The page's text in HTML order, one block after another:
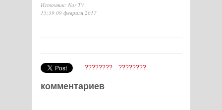
Источник: Nur TV
15:39 09 февраля 2017
???????? ????????
комментариев